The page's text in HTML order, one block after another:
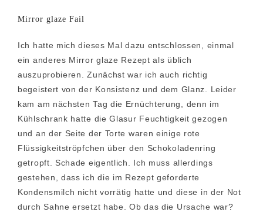
Mirror glaze Fail
Ich hatte mich dieses Mal dazu entschlossen, einmal
ein anderes Mirror glaze Rezept als üblich
auszuprobieren. Zunächst war ich auch richtig
begeistert von der Konsistenz und dem Glanz. Leider
kam am nächsten Tag die Ernüchterung, denn im
Kühlschrank hatte die Glasur Feuchtigkeit gezogen
und an der Seite der Torte waren einige rote
Flüssigkeitströpfchen über den Schokoladenring
getropft. Schade eigentlich. Ich muss allerdings
gestehen, dass ich die im Rezept geforderte
Kondensmilch nicht vorrätig hatte und diese in der Not
durch Sahne ersetzt habe. Ob das die Ursache war?